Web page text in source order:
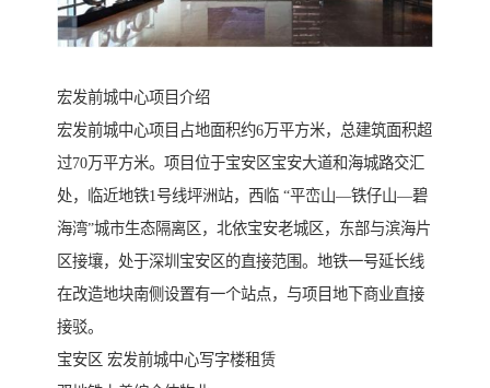
宏发前城中心项目介绍
宏发前城中心项目占地面积约6万平方米，总建筑面积超
过70万平方米。项目位于宝安区宝安大道和海城路交汇
处，临近地铁1号线坪洲站，西临 “平峦山—铁仔山—碧
海湾”城市生态隔离区，北依宝安老城区，东部与滨海片
区接壤，处于深圳宝安区的直接范围。地铁一号延长线
在改造地块南侧设置有一个站点，与项目地下商业直接
接驳。
宝安区 宏发前城中心写字楼租赁